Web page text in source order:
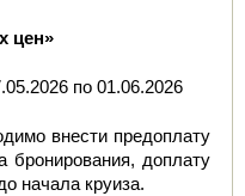
цен»
по 01.06.2026
внести предоплату
бронирования, доплату
начала круиза.